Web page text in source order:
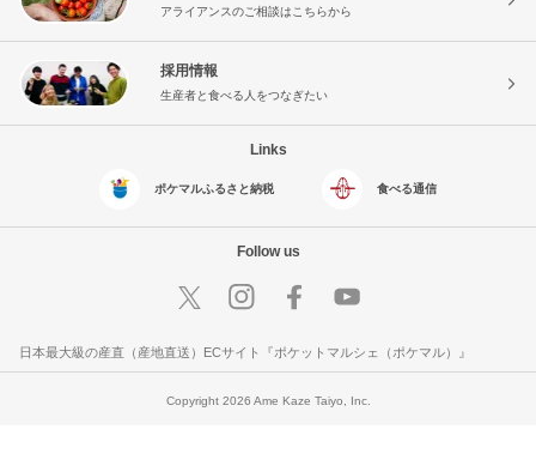
アライアンスのご相談はこちらから
採用情報
生産者と食べる人をつなぎたい
Links
ポケマルふるさと納税 食べる通信
Follow us
日本最大級の産直（産地直送）ECサイト『ポケットマルシェ（ポケマル）』
Copyright 2026 Ame Kaze Taiyo, Inc.